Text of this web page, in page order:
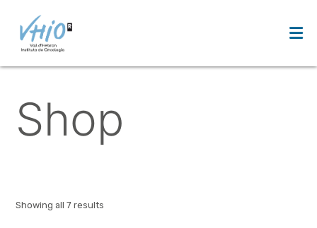
Saltar
contenido
Shop
Showing all 7 results